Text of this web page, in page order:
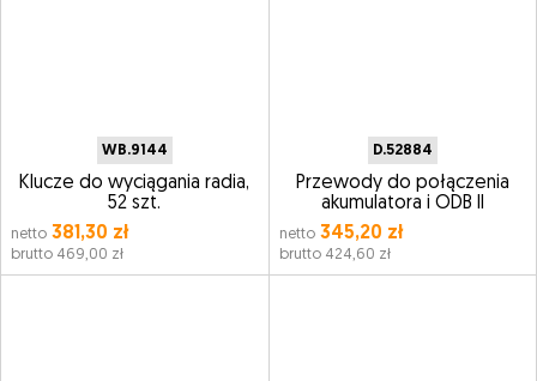
WB.9144
Klucze do wyciągania radia,
52 szt.
netto 381,30 zł
brutto 469,00 zł
D.52884
Przewody do połączenia
akumulatora i ODB II
netto345,20 zł
brutto 424,60 zł